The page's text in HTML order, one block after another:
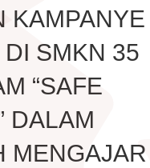
INFO AKADEMIK
MBKM
KAMPANYE
SMKN 35
“SAFE
DALAM
MENGAJAR